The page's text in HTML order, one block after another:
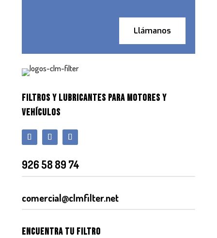
Llámanos
FILTROS Y LUBRICANTES PARA MOTORES Y
VEHÍCULOS
926 58 89 74
comercial@clmfilter.net
Encuentra tu filtro